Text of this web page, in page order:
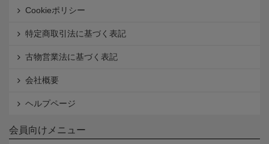
Cookieポリシー
特定商取引法に基づく表記
古物営業法に基づく表記
会社概要
ヘルプページ
会員向けメニュー